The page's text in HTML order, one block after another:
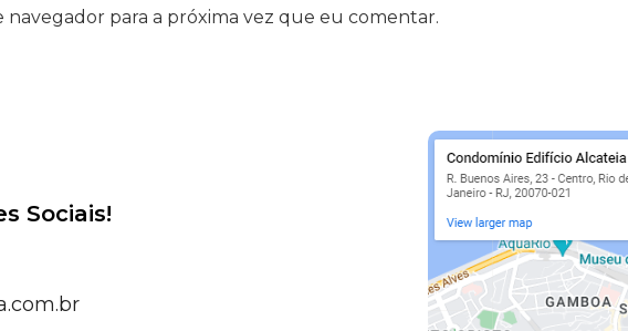
navegador para a próxima vez que eu comentar.
Sociais!